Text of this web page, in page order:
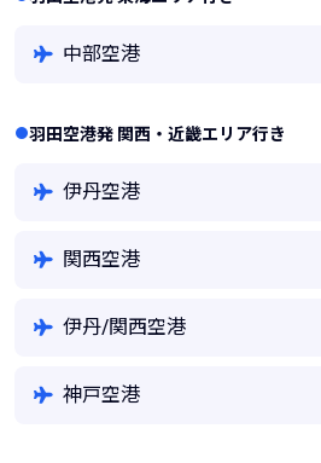
中部空港
羽田空港発 関西・近畿エリア行き
伊丹空港
関西空港
伊丹/関西空港
神戸空港